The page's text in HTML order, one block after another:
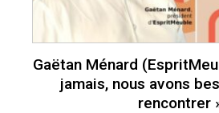
Gaëtan Ménard
jamais, nous avons
rencontrer